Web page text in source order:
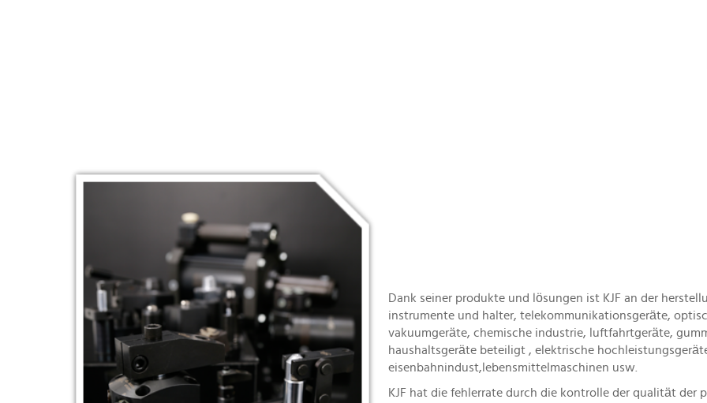
Dank seiner produkte und lösungen ist KJF an der
instrumente und halter, telekommunikationsgeräte,
vakuumgeräte, chemische industrie, luftfahrtgeräte,
haushaltsgeräte beteiligt , elektrische
eisenbahnindust,lebensmittelmaschinen usw.
KJF hat die fehlerrate durch die kontrolle der qualität